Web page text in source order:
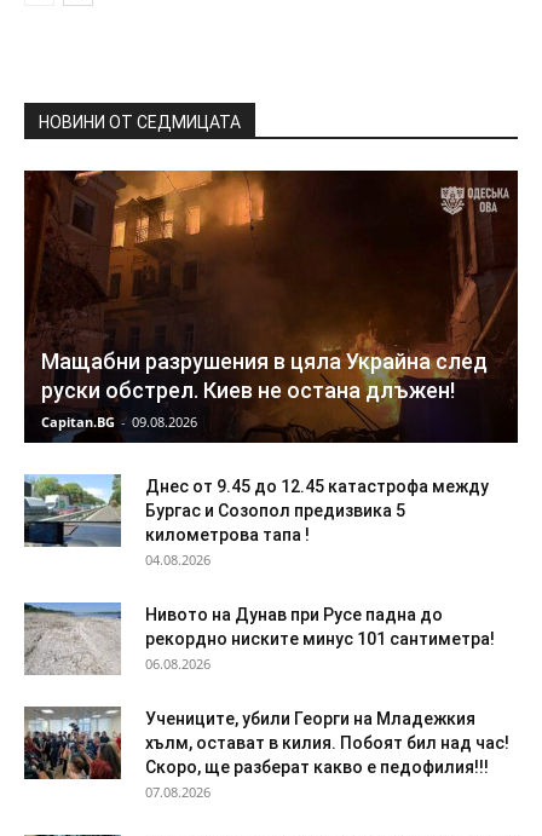
НОВИНИ ОТ СЕДМИЦАТА
Мащабни разрушения в цяла Украйна след
руски обстрел. Киев не остана длъжен!
Capitan.BG - 09.08.2026
Днес от 9.45 до 12.45 катастрофа между
Бургас и Созопол предизвика 5
километрова тапа !
04.08.2026
Нивото на Дунав при Русе падна до
рекордно ниските минус 101 сантиметра!
06.08.2026
Учениците, убили Георги на Младежкия
хълм, остават в килия. Побоят бил над час!
Скоро, ще разберат какво е педофилия!!!
07.08.2026